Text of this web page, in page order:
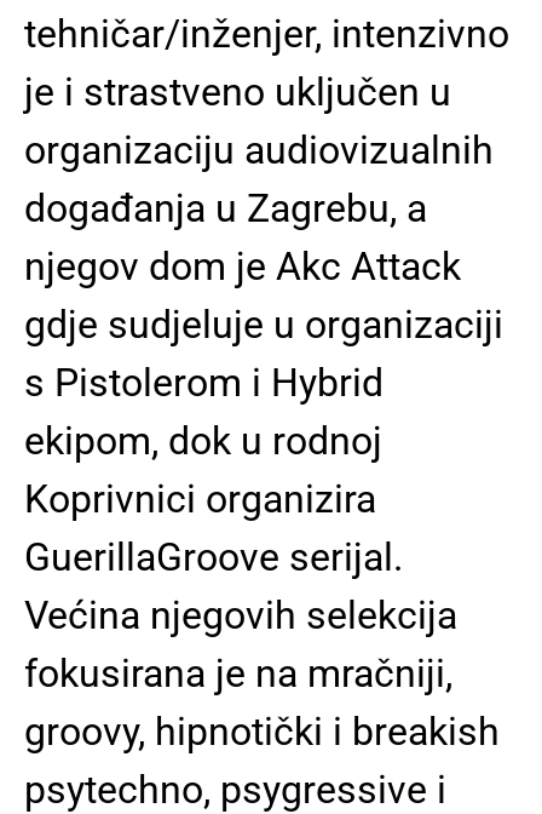
tehničar/inženjer, intenzivno
je i strastveno uključen u
organizaciju audiovizualnih
događanja u Zagrebu, a
njegov dom je Akc Attack
gdje sudjeluje u organizaciji
s Pistolerom i Hybrid
ekipom, dok u rodnoj
Koprivnici organizira
GuerillaGroove serijal.
Većina njegovih selekcija
fokusirana je na mračniji,
groovy, hipnotički i breakish
psytechno, psygressive i